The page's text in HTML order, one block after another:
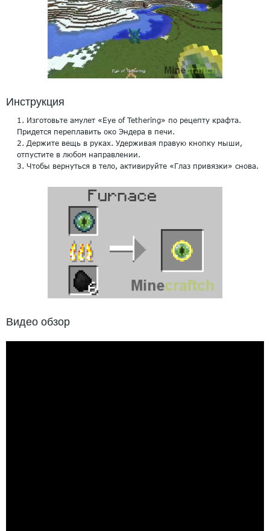
Инструкция
Изготовьте амулет «Eye of Tethering» по рецепту крафта.
Придется переплавить око Эндера в печи.
Держите вещь в руках. Удерживая правую кнопку мыши,
отпустите в любом направлении.
Чтобы вернуться в тело, активируйте «Глаз привязки» снова.
Видео обзор